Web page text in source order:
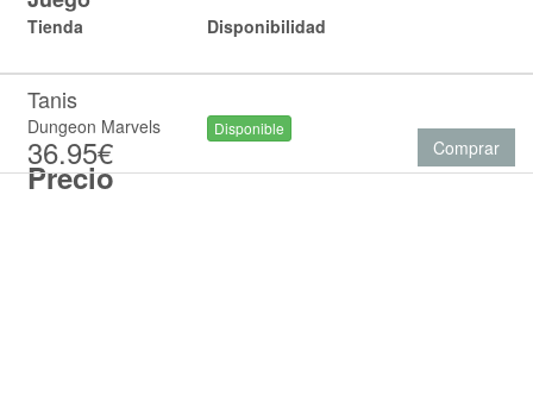
Tienda
Precio
Disponibilidad
Tanis
Dungeon Marvels
36.95€
Disponible
Comprar